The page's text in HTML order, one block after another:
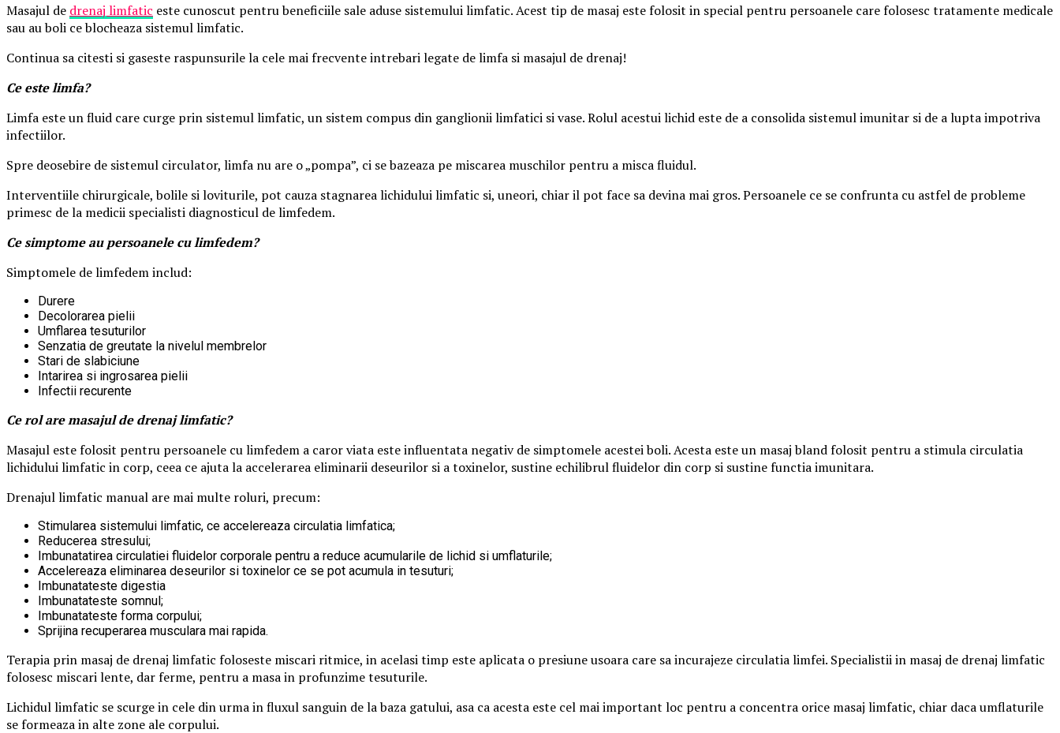
Masajul de drenaj limfatic este cunoscut pentru beneficiile sale aduse sistemului limfatic. Acest tip de masaj este folosit in special pentru persoanele care folosesc tratamente medicale
sau au boli ce blocheaza sistemul limfatic.
Continua sa citesti si gaseste raspunsurile la cele mai frecvente intrebari legate de limfa si masajul de drenaj!
Ce este limfa?
Limfa este un fluid care curge prin sistemul limfatic, un sistem compus din ganglionii limfatici si vase. Rolul acestui lichid este de a consolida sistemul imunitar si de a lupta impotriva
infectiilor.
Spre deosebire de sistemul circulator, limfa nu are o „pompa”, ci se bazeaza pe miscarea muschilor pentru a misca fluidul.
Interventiile chirurgicale, bolile si loviturile, pot cauza stagnarea lichidului limfatic si, uneori, chiar il pot face sa devina mai gros. Persoanele ce se confrunta cu astfel de probleme
primesc de la medicii specialisti diagnosticul de limfedem.
Ce simptome au persoanele cu limfedem?
Simptomele de limfedem includ:
Durere
Decolorarea pielii
Umflarea tesuturilor
Senzatia de greutate la nivelul membrelor
Stari de slabiciune
Intarirea si ingrosarea pielii
Infectii recurente
Ce rol are masajul de drenaj limfatic?
Masajul este folosit pentru persoanele cu limfedem a caror viata este influentata negativ de simptomele acestei boli. Acesta este un masaj bland folosit pentru a stimula circulatia
lichidului limfatic in corp, ceea ce ajuta la accelerarea eliminarii deseurilor si a toxinelor, sustine echilibrul fluidelor din corp si sustine functia imunitara.
Drenajul limfatic manual are mai multe roluri, precum:
Stimularea sistemului limfatic, ce accelereaza circulatia limfatica;
Reducerea stresului;
Imbunatatirea circulatiei fluidelor corporale pentru a reduce acumularile de lichid si umflaturile;
Accelereaza eliminarea deseurilor si toxinelor ce se pot acumula in tesuturi;
Imbunatateste digestia
Imbunatateste somnul;
Imbunatateste forma corpului;
Sprijina recuperarea musculara mai rapida.
Terapia prin masaj de drenaj limfatic foloseste miscari ritmice, in acelasi timp este aplicata o presiune usoara care sa incurajeze circulatia limfei. Specialistii in masaj de drenaj limfatic
folosesc miscari lente, dar ferme, pentru a masa in profunzime tesuturile.
Lichidul limfatic se scurge in cele din urma in fluxul sanguin de la baza gatului, asa ca acesta este cel mai important loc pentru a concentra orice masaj limfatic, chiar daca umflaturile
se formeaza in alte zone ale corpului.